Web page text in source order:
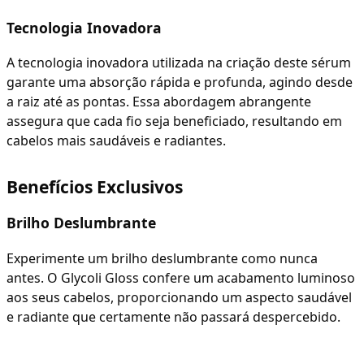
Tecnologia Inovadora
A tecnologia inovadora utilizada na criação deste sérum
garante uma absorção rápida e profunda, agindo desde
a raiz até as pontas. Essa abordagem abrangente
assegura que cada fio seja beneficiado, resultando em
cabelos mais saudáveis e radiantes.
Benefícios Exclusivos
Brilho Deslumbrante
Experimente um brilho deslumbrante como nunca
antes. O Glycoli Gloss confere um acabamento luminoso
aos seus cabelos, proporcionando um aspecto saudável
e radiante que certamente não passará despercebido.